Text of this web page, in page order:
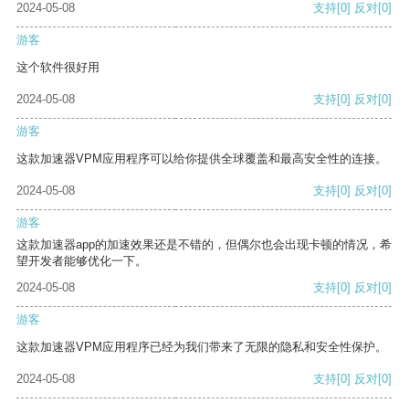
2024-05-08
支持[0] 反对[0]
游客
这个软件很好用
2024-05-08 支持[0] 反对[0]
游客
这款加速器VPM应用程序可以给你提供全球覆盖和最高安全性的连接。
2024-05-08 支持[0] 反对[0]
游客
这款加速器app的加速效果还是不错的，但偶尔也会出现卡顿的情况，希
望开发者能够优化一下。
2024-05-08
支持[0] 反对[0]
游客
这款加速器VPM应用程序已经为我们带来了无限的隐私和安全性保护。
2024-05-08 支持[0] 反对[0]